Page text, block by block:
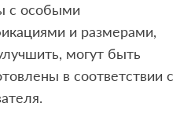
с особыми
и размерами,
могут быть
в соответствии с